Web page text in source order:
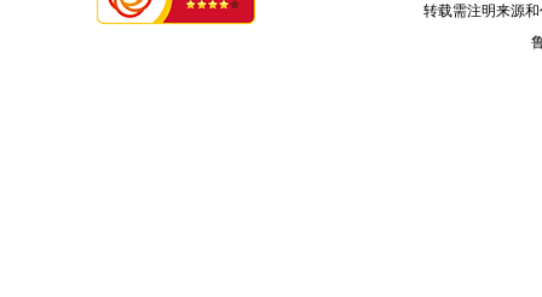
转载需注明来源